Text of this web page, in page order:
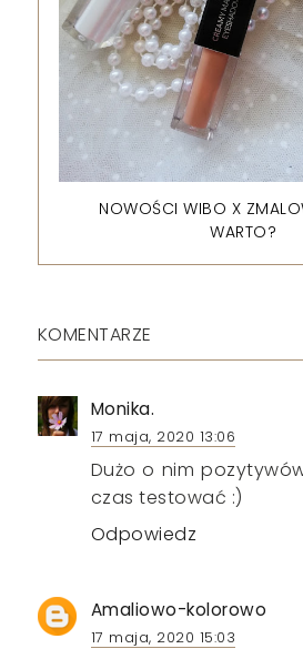
NOWOŚCI WIBO X
WARTO?
KOMENTARZE
Monika.
17 maja, 2020 13:06
Dużo o nim
czas testować :)
Odpowiedz
Amaliowo-kolorowo
17 maja, 2020 15:03